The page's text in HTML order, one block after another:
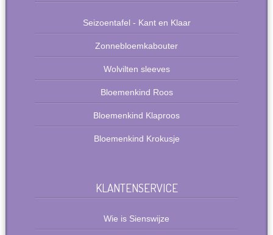
Seizoentafel - Kant en Klaar
Zonnebloemkabouter
Wolvilten sleeves
Bloemenkind Roos
Bloemenkind Klaproos
Bloemenkind Krokusje
KLANTENSERVICE
Wie is Sienswijze